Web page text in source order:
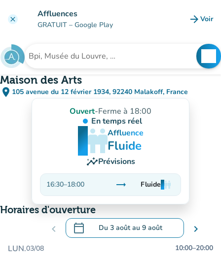
clear Affluences
GRATUIT – Google Play arrow_forward Voir
Rechercher un établissement
Maison des Arts
place 105 avenue du 12 février 1934, 92240 Malakoff, France
(ouvrir dans Google Maps)
(nouvel onglet)
Ouvert-Ferme à 18:00
En temps réel
man
man
manAffluence
Fluide
insightsPrévisions
16:30–18:00 trending_flat
Stable
Fluideman
man
man
Horaires d'ouverture
chevron_left calendar_today Du 3 aoûtau 9 août
.Ouvrir le calendrier pour changer de
chevron_right
LUN.03/08 10:00–20:00